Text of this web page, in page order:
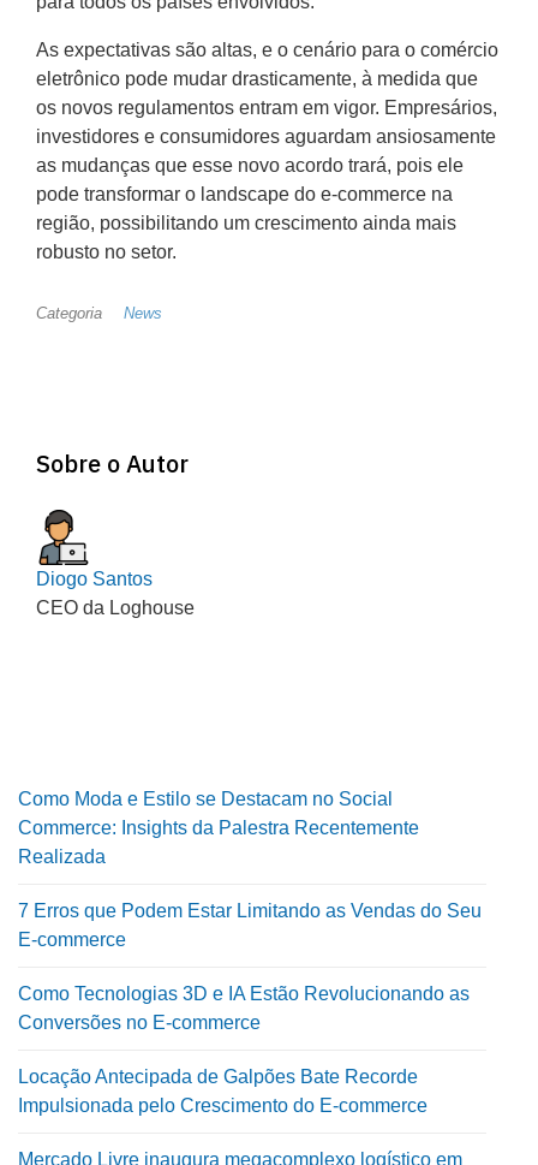
As expectativas são altas, e o cenário para o comércio
eletrônico pode mudar drasticamente, à medida que
os novos regulamentos entram em vigor. Empresários,
investidores e consumidores aguardam ansiosamente
as mudanças que esse novo acordo trará, pois ele
pode transformar o landscape do e-commerce na
região, possibilitando um crescimento ainda mais
robusto no setor.
Categoria News
Sobre o Autor
Diogo Santos
CEO da Loghouse
Como Moda e Estilo se Destacam no Social
Commerce: Insights da Palestra Recentemente
Realizada
7 Erros que Podem Estar Limitando as Vendas do Seu
E-commerce
Como Tecnologias 3D e IA Estão Revolucionando as
Conversões no E-commerce
Locação Antecipada de Galpões Bate Recorde
Impulsionada pelo Crescimento do E-commerce
Mercado Livre inaugura megacomplexo logístico em